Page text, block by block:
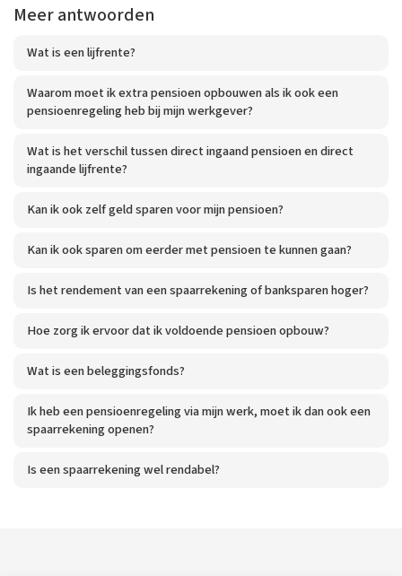
Meer antwoorden
Wat is een lijfrente?
Waarom moet ik extra pensioen opbouwen als ik ook een
pensioenregeling heb bij mijn werkgever?
Wat is het verschil tussen direct ingaand pensioen en direct
ingaande lijfrente?
Kan ik ook zelf geld sparen voor mijn pensioen?
Kan ik ook sparen om eerder met pensioen te kunnen gaan?
Is het rendement van een spaarrekening of banksparen hoger?
Hoe zorg ik ervoor dat ik voldoende pensioen opbouw?
Wat is een beleggingsfonds?
Ik heb een pensioenregeling via mijn werk, moet ik dan ook een
spaarrekening openen?
Is een spaarrekening wel rendabel?